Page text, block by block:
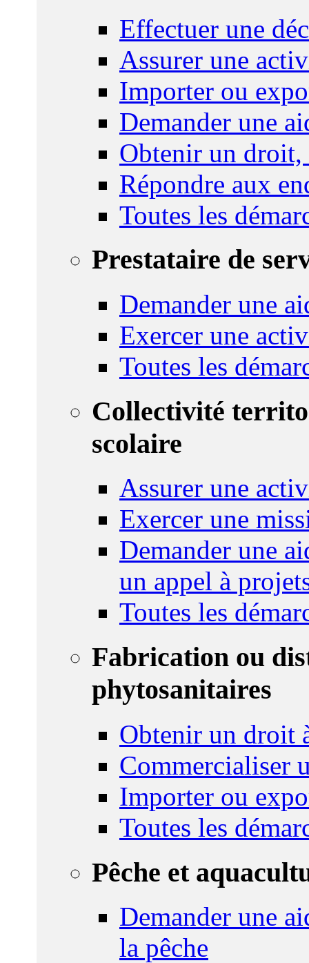
Effectuer une
Assurer une
Importer ou
Demander une
Obtenir un droit,
Répondre aux
Toutes les
Prestataire de
Demander une
Exercer une
Toutes les
Collectivité
scolaire
Assurer une
Exercer une
Demander une
un appel à
Toutes les
Fabrication ou
phytosanitaires
Obtenir un droit
Commercialiser
Importer ou
Toutes les
Pêche et
Demander une
la pêche